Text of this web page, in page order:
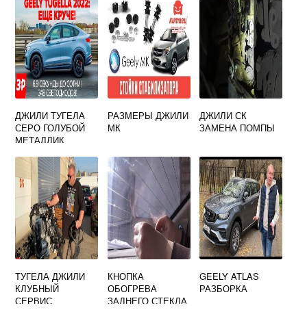
ДЖИЛИ ТУГЕЛА
СЕРО ГОЛУБОЙ
МЕТАЛЛИК
РАЗМЕРЫ ДЖИЛИ
МК
ДЖИЛИ СК
ЗАМЕНА ПОМПЫ
ТУГЕЛА ДЖИЛИ
КЛУБНЫЙ
СЕРВИС
КНОПКА
ОБОГРЕВА
ЗАДНЕГО СТЕКЛА
GEELY ATLAS
РАЗБОРКА